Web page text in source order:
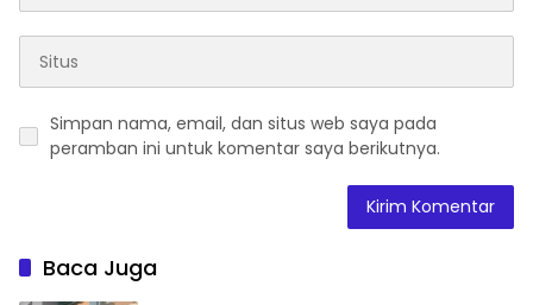
Simpan nama, email, dan situs web saya pada
peramban ini untuk komentar saya berikutnya.
Baca Juga